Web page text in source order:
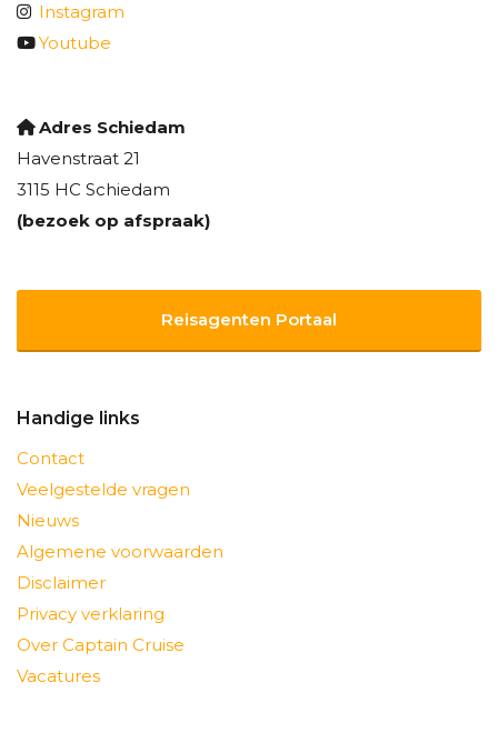
Instagram
Youtube
Adres Schiedam
Havenstraat 21
3115 HC Schiedam
(bezoek op afspraak)
Reisagenten Portaal
Handige links
Contact
Veelgestelde vragen
Nieuws
Algemene voorwaarden
Disclaimer
Privacy verklaring
Over Captain Cruise
Vacatures